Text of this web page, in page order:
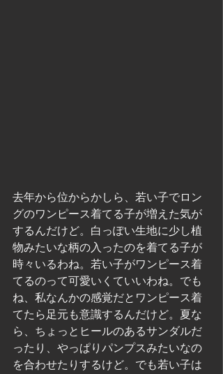
去年から位からかしら、若い子でロン
グのワンピース着てる子が増えた気が
するんだけど。白っぽい生地に少し植
物みたいな柄の入ったのを着てる子が
時々いるわね。若い子がワンピース着
てるのって可愛いくていいわね。でも
ね、私なんかの感覚だとワンピース着
てたら足元も意識するんだけど。夏な
ら、ちょっとヒールのあるサンダルだ
ったり、やっぱりパンプスみたいなの
を合わせたりするけど。でも若い子は